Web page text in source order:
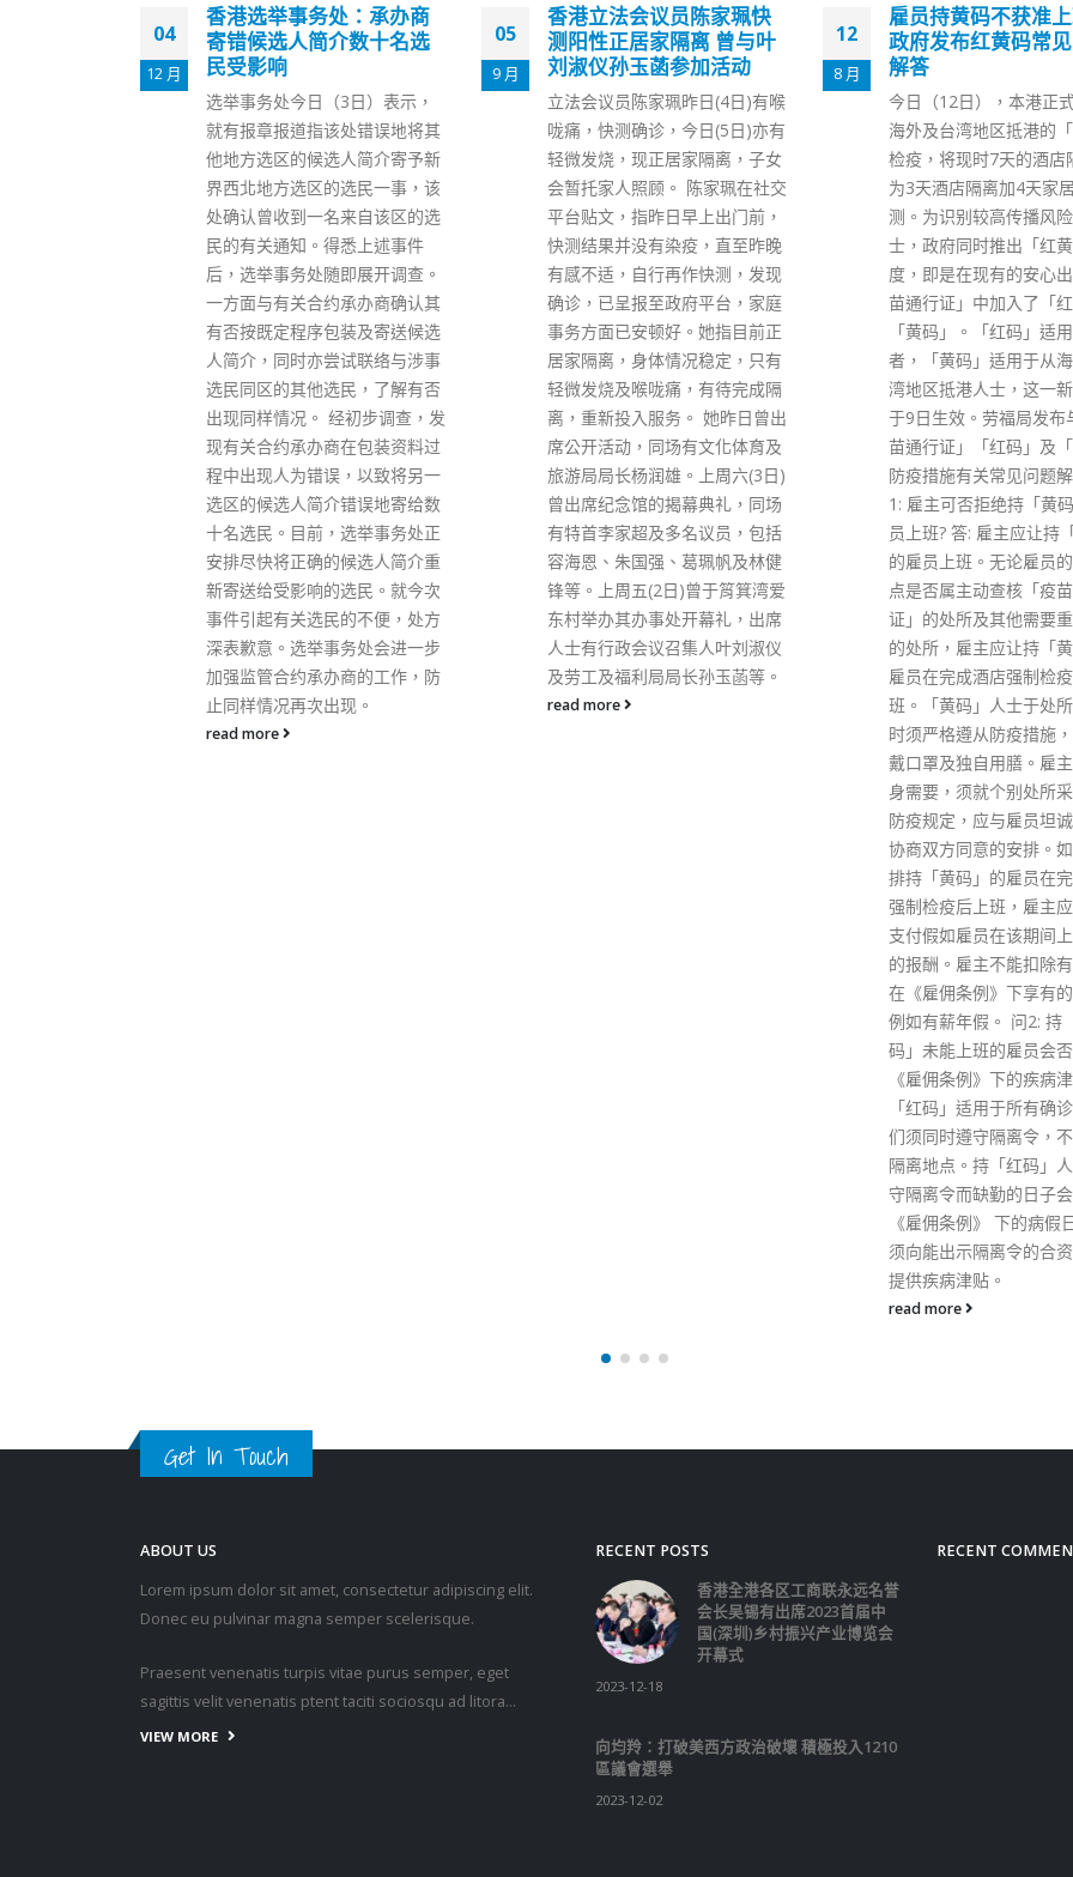
05
9 月
香港立法会议员陈家珮快
测阳性正居家隔离 曾与叶
刘淑仪孙玉菡参加活动
立法会议员陈家珮昨日(4日)有喉
咙痛，快测确诊，今日(5日)亦有
轻微发烧，现正居家隔离，子女
会暂托家人照顾。 陈家珮在社交
平台贴文，指昨日早上出门前，
快测结果并没有染疫，直至昨晚
有感不适，自行再作快测，发现
确诊，已呈报至政府平台，家庭
事务方面已安顿好。她指目前正
居家隔离，身体情况稳定，只有
轻微发烧及喉咙痛，有待完成隔
离，重新投入服务。 她昨日曾出
席公开活动，同场有文化体育及
旅游局局长杨润雄。上周六(3日)
曾出席纪念馆的揭幕典礼，同场
有特首李家超及多名议员，包括
容海恩、朱国强、葛珮帆及林健
锋等。上周五(2日)曾于筲箕湾爱
东村举办其办事处开幕礼，出席
人士有行政会议召集人叶刘淑仪
及劳工及福利局局长孙玉菡等。
read more
12
8 月
雇员持黄码不获准上班？
政府发布红黄码常见问题
解答
今日（12日），本港正式实施由
海外及台湾地区抵港的「3+4」
检疫，将现时7天的酒店隔离改
为3天酒店隔离加4天家居医学监
测。为识别较高传播风险的人
士，政府同时推出「红黄码」制
度，即是在现有的安心出行「疫
苗通行证」中加入了「红码」及
「黄码」。「红码」适用于确诊
者，「黄码」适用于从海外或台
湾地区抵港人士，这一新措施已
于9日生效。劳福局发布与「疫
苗通行证」「红码」及「黄码」
防疫措施有关常见问题解答。 问
1: 雇主可否拒绝持「黄码」的雇
员上班? 答: 雇主应让持「黄码」
的雇员上班。无论雇员的工作地
点是否属主动查核「疫苗通行
证」的处所及其他需要重点保护
的处所，雇主应让持「黄码」的
雇员在完成酒店强制检疫后上
班。「黄码」人士于处所内上班
07
1 月
本月21日起加开两
接种中心预约名额
公务员事务局局长聂德
政府会多管齐下提高新
种量，并加快疫苗的接
包括增加社区疫苗接种
立医院新冠疫苗接种站
间，以回应市民对接种
求。 其中，新冠疫苗流
今天起增至两个，市民
动接种站接种第一剂、
第三剂疫苗；政府已陆
疫苗接种中心和公立医
苗接种站增加接种间或
用接种点的接种能力。
周六上午九时起，政府
种计划专题网站的预约
会开放多一周的接种疫
额，即市民可以预约在
内接种。 由1月21日起
增加教育局九龙塘教育
及九龙湾体育馆两间社
种中心，让市民接种复
苗。市民可由1月18日上
开始预约。
read more
Get In Touch
ABOUT US
Lorem ipsum dolor sit amet, consectetur adipiscing elit.
Donec eu pulvinar magna semper scelerisque.
Praesent venenatis turpis vitae purus semper, eget
sagittis velit venenatis ptent taciti sociosqu ad litora…
VIEW MORE
RECENT POSTS
香港全港各区工商联永远名誉
会长吴锡有出席2023首届中
国(深圳)乡村振兴产业博览会
开幕式
2023-12-18
向均羚：打破美西方政治破壞 積極投入1210
區議會選舉
2023-12-02
RECENT